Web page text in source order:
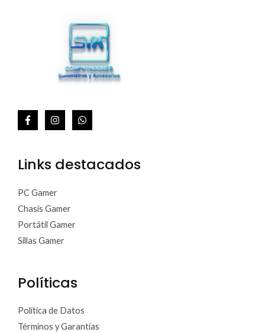
Links destacados
PC Gamer
Chasis Gamer
Portátil Gamer
Sillas Gamer
Políticas
Política de Datos
Términos y Garantías